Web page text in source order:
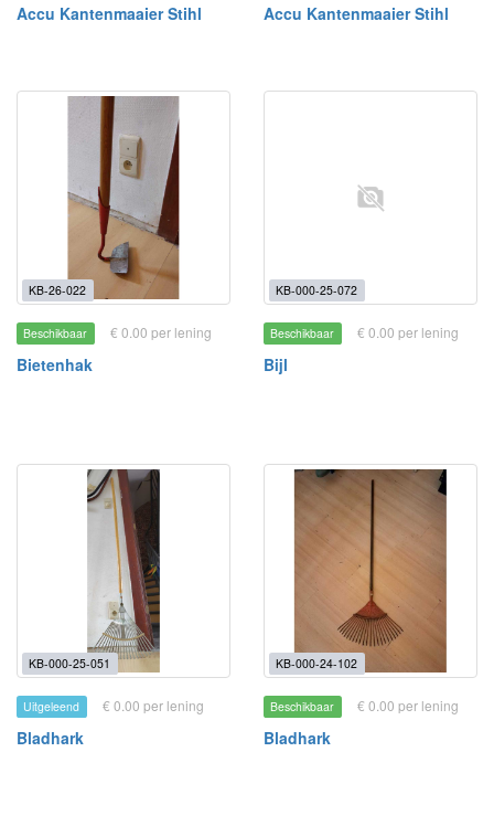
Accu Kantenmaaier Stihl Accu Kantenmaaier Stihl
KB-26-022
Beschikbaar € 0.00 per lening
Bietenhak
KB-000-25-072
Beschikbaar € 0.00 per lening
Bijl
KB-000-25-051
Uitgeleend € 0.00 per lening
Bladhark
KB-000-24-102
Beschikbaar € 0.00 per lening
Bladhark